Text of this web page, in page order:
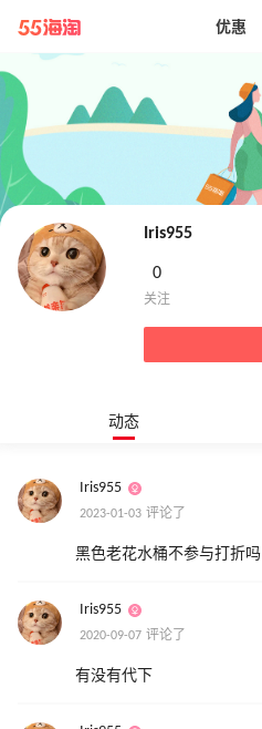
带你去官网买正品
优惠
Iris955
0
动态
Iris955
2023-01-03 评论了
黑色老花水桶不参与打折吗
Iris955
2020-09-07 评论了
有没有代下